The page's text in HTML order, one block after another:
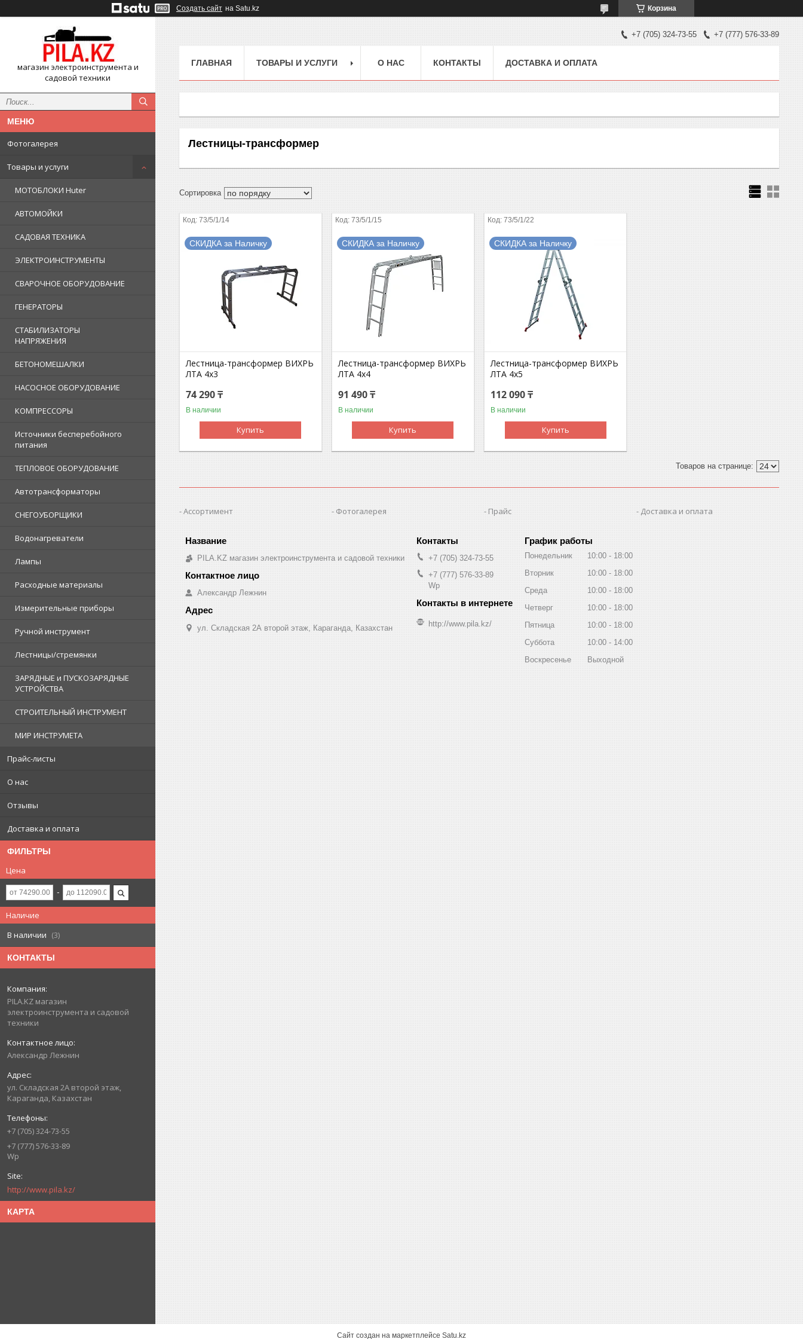
Создать сайт на Satu.kz Корзина
магазин электроинструмента и
садовой техники
Фотогалерея
Товары и услуги
МОТОБЛОКИ Huter
АВТОМОЙКИ
САДОВАЯ ТЕХНИКА
ЭЛЕКТРОИНСТРУМЕНТЫ
СВАРОЧНОЕ ОБОРУДОВАНИЕ
ГЕНЕРАТОРЫ
СТАБИЛИЗАТОРЫ
НАПРЯЖЕНИЯ
БЕТОНОМЕШАЛКИ
НАСОСНОЕ ОБОРУДОВАНИЕ
КОМПРЕССОРЫ
Источники бесперебойного
питания
ТЕПЛОВОЕ ОБОРУДОВАНИЕ
Автотрансформаторы
СНЕГОУБОРЩИКИ
Водонагреватели
Лампы
Расходные материалы
Измерительные приборы
Ручной инструмент
Лестницы/стремянки
ЗАРЯДНЫЕ и ПУСКОЗАРЯДНЫЕ
УСТРОЙСТВА
СТРОИТЕЛЬНЫЙ ИНСТРУМЕНТ
МИР ИНСТРУМЕТА
Прайс-листы
О нас
Отзывы
Доставка и оплата
ФИЛЬТРЫ
Цена
Наличие
В наличии
3
КОНТАКТЫ
PILA.KZ магазин
электроинструмента и садовой
техники
Александр Лежнин
ул. Складская 2А второй этаж,
Караганда, Казахстан
+7 (705) 324-73-55
+7 (777) 576-33-89
Wp
http://www.pila.kz/
КАРТА
+7 (705) 324-73-55 +7 (777) 576-33-89
ГЛАВНАЯ ТОВАРЫ И УСЛУГИ О НАС КОНТАКТЫ ДОСТАВКА И ОПЛАТА
Лестницы-трансформер
73/5/1/14
СКИДКА за Наличку
Лестница-трансформер ВИХРЬ
ЛТА 4х3
74 290 ₸
В наличии
Купить
73/5/1/15
СКИДКА за Наличку
Лестница-трансформер ВИХРЬ
ЛТА 4х4
91 490 ₸
В наличии
Купить
73/5/1/22
СКИДКА за Наличку
Лестница-трансформер ВИХРЬ
ЛТА 4х5
112 090 ₸
В наличии
Купить
Ассортимент Фотогалерея Прайс Доставка и оплата
PILA.KZ магазин электроинструмента и садовой техники
Александр Лежнин
ул. Складская 2А второй этаж, Караганда, Казахстан
+7 (705) 324-73-55
+7 (777) 576-33-89
Wp
http://www.pila.kz/
График работы
Понедельник 10:00
18:00
Вторник
10:00
18:00
Среда
10:00
18:00
Четверг
10:00
18:00
Пятница
10:00
18:00
Суббота
10:00
14:00
Воскресенье
Выходной
Сайт создан на маркетплейсе Satu.kz